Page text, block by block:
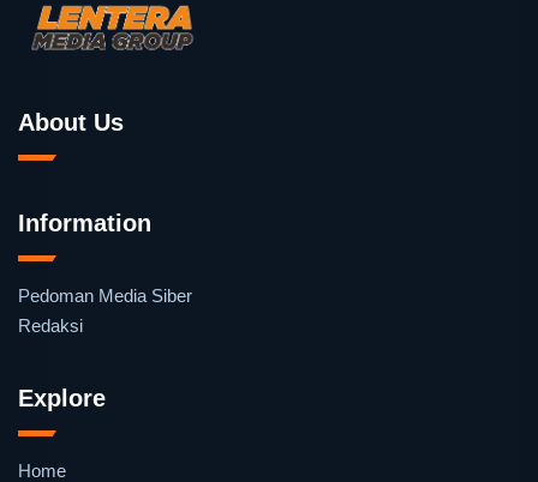
About Us
Information
Pedoman Media Siber
Redaksi
Explore
Home